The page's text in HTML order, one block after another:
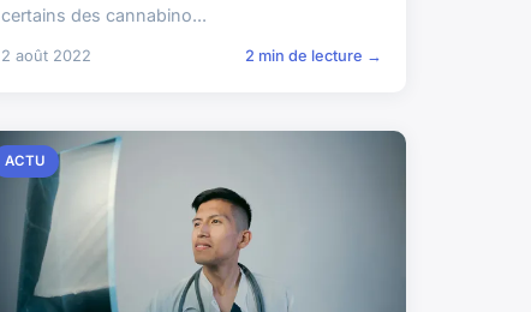
certains des cannabino...
2 août 2022 2 min de lecture →
ACTU